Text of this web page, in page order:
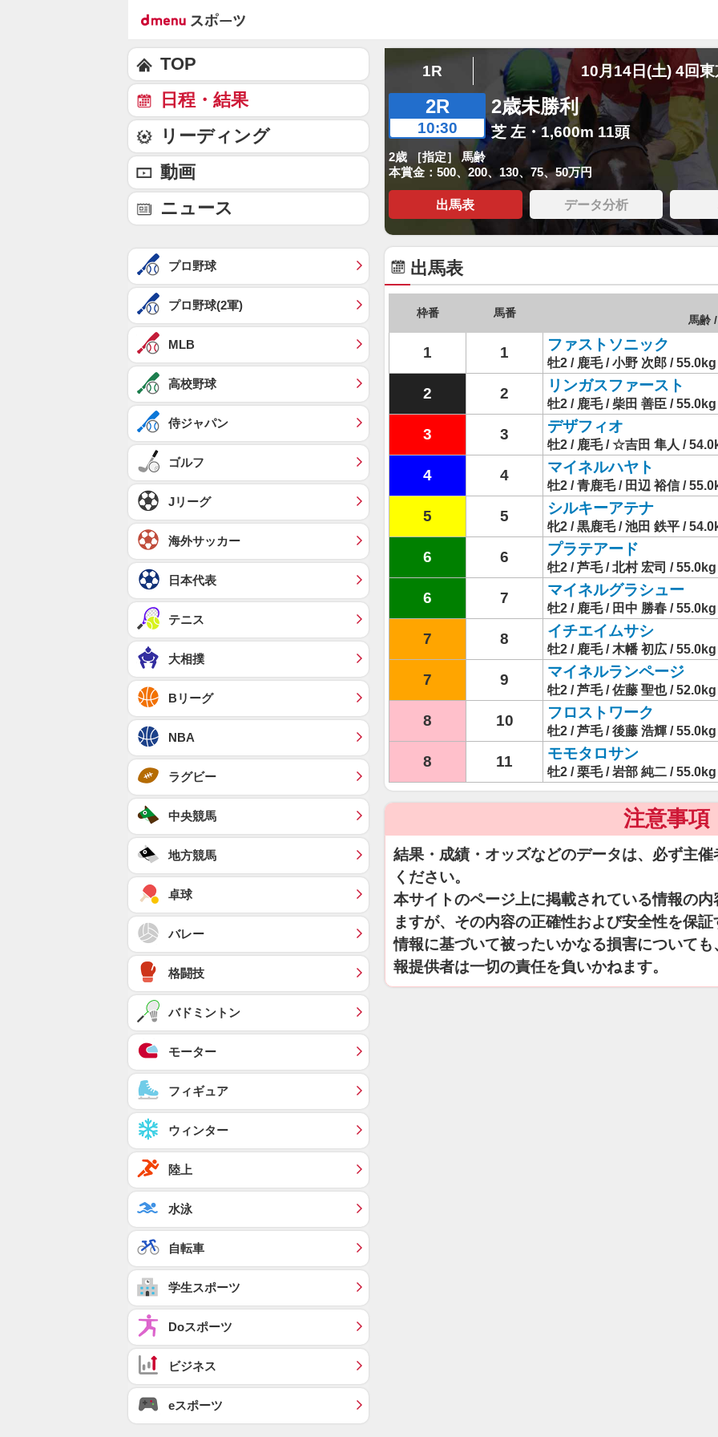
1R 10月14日(土) 4回
2R
10:30
2歳未勝利
芝 左・1,600m 11頭
2歳 ［指定］ 馬齢
本賞金：500、200、130、75、50万円
出馬表 データ分析
出馬表
枠番 馬番
馬齢
1 1 ファストソニック
牡2 / 鹿毛 / 小野 次郎 / 55.0kg
2 2 リンガスファースト
牡2 / 鹿毛 / 柴田 善臣 / 55.0kg
3 3 デザフィオ
牡2 / 鹿毛 / ☆吉田 隼人 /
4 4 マイネルハヤト
牡2 / 青鹿毛 / 田辺 裕信 /
5 5 シルキーアテナ
牝2 / 黒鹿毛 / 池田 鉄平 /
6 6 プラテアード
牡2 / 芦毛 / 北村 宏司 / 55.0kg
6 7 マイネルグラシュー
牡2 / 鹿毛 / 田中 勝春 / 55.0kg
7 8 イチエイムサシ
牡2 / 鹿毛 / 木幡 初広 / 55.0kg
7 9 マイネルランページ
牡2 / 芦毛 / 佐藤 聖也 / 52.0kg
8 10 フロストワーク
牡2 / 芦毛 / 後藤 浩輝 / 55.0kg
8 11 モモタロサン
牡2 / 栗毛 / 岩部 純二 / 55.0kg
注意事項
結果・成績・オッズなどのデータは、必ず主
ください。
本サイトのページ上に掲載されている情報の
ますが、その内容の正確性および安全性を保
情報に基づいて被ったいかなる損害について
報提供者は一切の責任を負いかねます。
TOP
日程・結果
リーディング
動画
ニュース
プロ野球
プロ野球(2軍)
MLB
高校野球
侍ジャパン
ゴルフ
Jリーグ
海外サッカー
日本代表
テニス
大相撲
Bリーグ
NBA
ラグビー
中央競馬
地方競馬
卓球
バレー
格闘技
バドミントン
モーター
フィギュア
ウィンター
陸上
水泳
自転車
学生スポーツ
Doスポーツ
ビジネス
eスポーツ